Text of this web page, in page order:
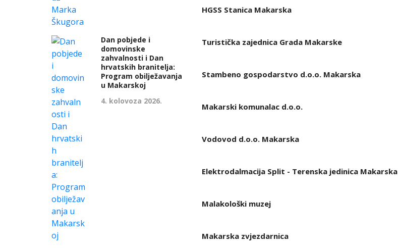
HGSS Stanica Makarska
Turistička zajednica Grada Makarske
Stambeno gospodarstvo d.o.o. Makarska
Makarski komunalac d.o.o.
Vodovod d.o.o. Makarska
Elektrodalmacija Split - Terenska jedinica Makarska
Malakološki muzej
Makarska zvjezdarnica
Dan pobjede i
domovinske
zahvalnosti i Dan
hrvatskih branitelja:
Program obilježavanja
u Makarskoj
4. kolovoza 2026.